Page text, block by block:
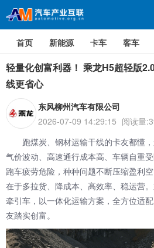
首页 新能源 卡车 客车
轻量化创富利器！ 乘龙H5超轻版
线更省心
东风柳州汽车有限公司
2026-07-09 14:29:15 阅读量
跑煤炭、钢材运输干线的卡友都懂
气价波动、高速通行成本高、车辆自重
跑车疲劳危险，种种问题不断压缩盈利
在于多拉货、降成本、高效率、稳运营。
牵引车，以一体化运输方案，全方位适
友踏实创富。